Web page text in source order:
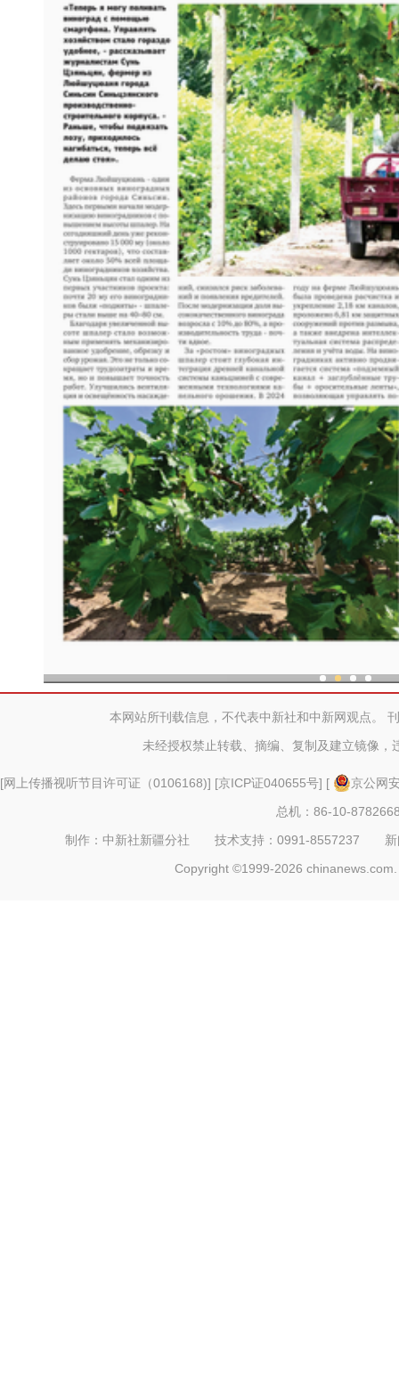
本网站所刊载信息，不代表中新社和中新网观点。
未经授权禁止转载、摘编、复制及建立镜像，
[网上传播视听节目许可证（0106168)] [京ICP证040655号] [
京公网
总机：86-10-
制作：中新社新疆分社 技术支持：0991-8557237
Copyright ©1999-2026